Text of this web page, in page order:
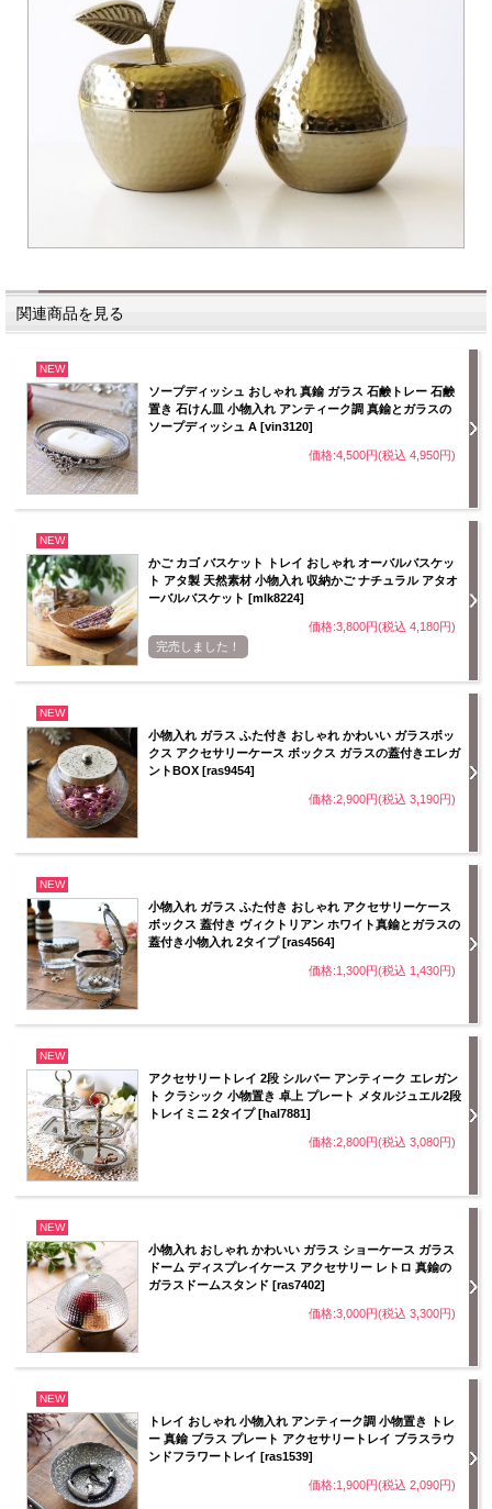
関連商品を見る
NEW
ソープディッシュ おしゃれ 真鍮 ガラス 石鹸トレー 石鹸
置き 石けん皿 小物入れ アンティーク調 真鍮とガラスの
ソープディッシュ A [vin3120]
価格:4,500円(税込 4,950円)
NEW
かご カゴ バスケット トレイ おしゃれ オーバルバスケッ
ト アタ製 天然素材 小物入れ 収納かご ナチュラル アタオ
ーバルバスケット [mlk8224]
価格:3,800円(税込 4,180円)
完売しました！
NEW
小物入れ ガラス ふた付き おしゃれ かわいい ガラスボッ
クス アクセサリーケース ボックス ガラスの蓋付きエレガ
ントBOX [ras9454]
価格:2,900円(税込 3,190円)
NEW
小物入れ ガラス ふた付き おしゃれ アクセサリーケース
ボックス 蓋付き ヴィクトリアン ホワイト真鍮とガラスの
蓋付き小物入れ 2タイプ [ras4564]
価格:1,300円(税込 1,430円)
NEW
アクセサリートレイ 2段 シルバー アンティーク エレガン
ト クラシック 小物置き 卓上 プレート メタルジュエル2段
トレイミニ 2タイプ [hal7881]
価格:2,800円(税込 3,080円)
NEW
小物入れ おしゃれ かわいい ガラス ショーケース ガラス
ドーム ディスプレイケース アクセサリー レトロ 真鍮の
ガラスドームスタンド [ras7402]
価格:3,000円(税込 3,300円)
NEW
トレイ おしゃれ 小物入れ アンティーク調 小物置き トレ
ー 真鍮 ブラス プレート アクセサリートレイ ブラスラウ
ンドフラワートレイ [ras1539]
価格:1,900円(税込 2,090円)